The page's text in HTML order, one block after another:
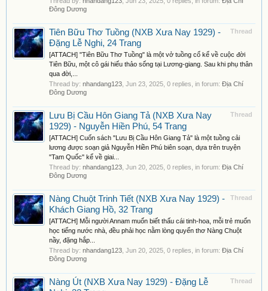
Đông Dương
Thread
Tiên Bữu Thơ Tuồng (NXB Xưa Nay 1929) -
Đặng Lễ Nghi, 24 Trang
[ATTACH] "Tiên Bữu Thơ Tuồng" là một vở tuồng cổ kể về cuộc đời
Tiên Bữu, một cô gái hiếu thảo sống tại Lương-giang. Sau khi phụ thân
qua đời,...
Thread by: nhandang123 Jun 23, 2025 , 0 replies, in forum: Địa Chí
Đông Dương
Thread
Lưu Bị Cầu Hôn Giang Tả (NXB Xưa Nay
1929) - Nguyễn Hiền Phú, 54 Trang
[ATTACH] Cuốn sách "Lưu Bị Cầu Hôn Giang Tả" là một tuồng cải
lương được soạn giả Nguyễn Hiền Phú biên soạn, dựa trên truyện
"Tam Quốc" kể về giai...
Thread by: nhandang123 Jun 20, 2025 , 0 replies, in forum: Địa Chí
Đông Dương
Thread
Nàng Chuột Trinh Tiết (NXB Xưa Nay 1929) -
Khách Giang Hồ, 32 Trang
[ATTACH] Mỗi người Annam muốn biết thấu cái tinh-hoa, mỗi trẻ muốn
học tiếng nước nhà, đều phải học nằm lòng quyển thơ Nàng Chuột
nầy, đặng hắp...
Thread by: nhandang123 Jun 20, 2025 , 0 replies, in forum: Địa Chí
Đông Dương
Thread
Nàng Út (NXB Xưa Nay 1929) - Đặng Lễ